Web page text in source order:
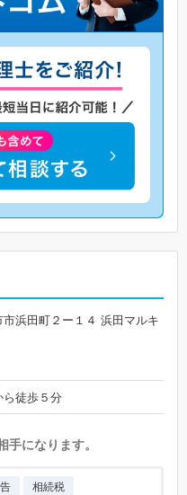
市浜田町２ー１４ 浜田マルキ
徒歩５分
になります。
相続税